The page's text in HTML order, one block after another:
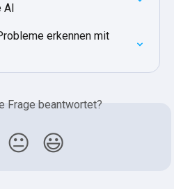
AI
erkennen mit
Frage beantwortet?
😐 😃